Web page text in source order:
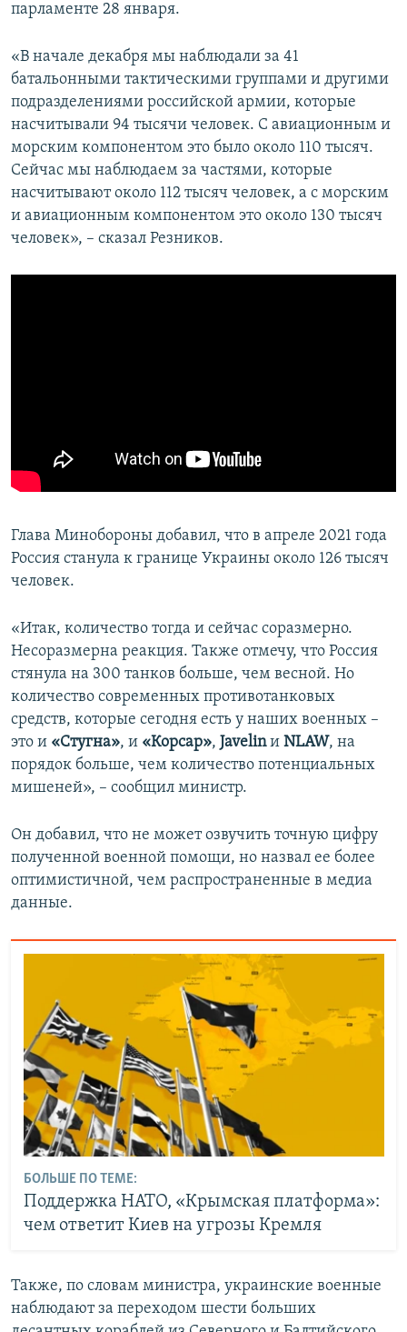
парламенте 28 января.
«В начале декабря мы наблюдали за 41
батальонными тактическими группами и другими
подразделениями российской армии, которые
насчитывали 94 тысячи человек. С авиационным и
морским компонентом это было около 110 тысяч.
Сейчас мы наблюдаем за частями, которые
насчитывают около 112 тысяч человек, а с морским
и авиационным компонентом это около 130 тысяч
человек», – сказал Резников.
Глава Минобороны добавил, что в апреле 2021 года
Россия станула к границе Украины около 126 тысяч
человек.
«Итак, количество тогда и сейчас соразмерно.
Несоразмерна реакция. Также отмечу, что Россия
стянула на 300 танков больше, чем весной. Но
количество современных противотанковых
средств, которые сегодня есть у наших военных –
это и «Стугна», и «Корсар», Javelinи NLAW, на
порядок больше, чем количество потенциальных
мишеней», – сообщил министр.
Он добавил, что не может озвучить точную цифру
полученной военной помощи, но назвал ее более
оптимистичной, чем распространенные в медиа
данные.
БОЛЬШЕ ПО ТЕМЕ:
Поддержка НАТО, «Крымская платформа»:
чем ответит Киев на угрозы Кремля
Также, по словам министра, украинские военные
наблюдают за переходом шести больших